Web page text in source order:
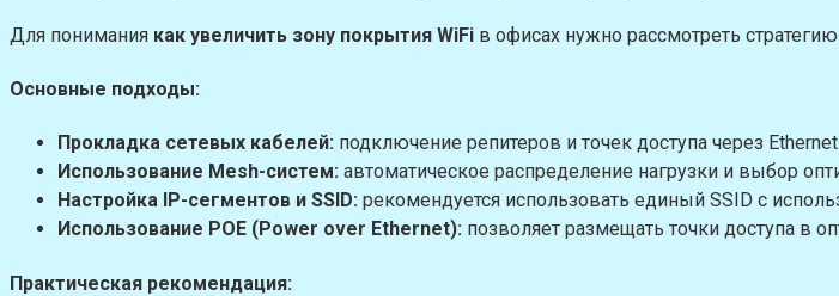
Для понимания как увеличить зону покрытия WiFi в офисах нужно рассмотреть
Основные подходы:
Прокладка сетевых кабелей: подключение репитеров и точек доступа через
Использование Mesh-систем: автоматическое распределение нагрузки и выбор
Настройка IP-сегментов и SSID: рекомендуется использовать единый SSID с
Использование POE (Power over Ethernet): позволяет размещать точки доступа в
Практическая рекомендация: